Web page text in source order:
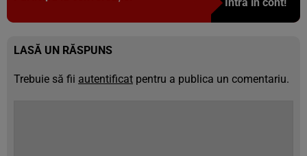
LASĂ UN RĂSPUNS
Trebuie să fii autentificat pentru a publica un comentariu.